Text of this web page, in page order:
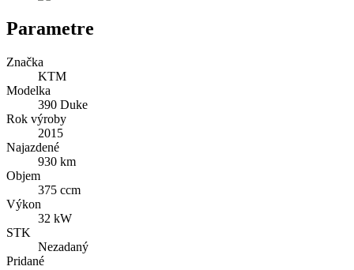
Parametre
Značka
KTM
Modelka
390 Duke
Rok výroby
2015
Najazdené
930 km
Objem
375 ccm
Výkon
32 kW
STK
Nezadaný
Pridané